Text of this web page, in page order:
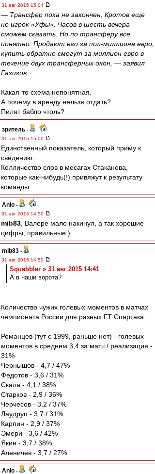
31 авг 2015 15:04
— Трансфер пока не закончен, Кротов еще
не игрок «Уфы». Часов в шесть вечера
сможем сказать. Но по трансферу все
понятно. Продают его за пол-миллиона евро,
купить обратно смогут за миллион евро в
течение двух трансферных окон, — заявил
Газизов.
Какая-то схема непонятная.
А почему в аренду нельзя отдать?
Пилят бабло чтоль?
зpитель -
31 авг 2015 15:00
Единственный показатель, который приму к
сведению.
Колличество слов в месагах Стаканова,
которые как-нибудь(!) привяжут к результату
команды.
Anlo -
31 авг 2015 14:50
mib83 , Валере мало накинул, а так хорошие
цифры, правильные:).
mib83 -
31 авг 2015 14:50
Squabbler » 31 авг 2015 14:41
А в наши ворота?
Количество чужих голевых моментов в матчах
чемпионата России для разных ГТ Спартака:
Романцев (тут с 1999, раньше нет) - голевых
моментов в среднем 3,4 за матч / реализация -
31%
Чернышов - 4,7 / 47%
Федотов - 3,6 / 31%
Скала - 4,1 / 38%
Старков - 2,9 / 36%
Черчесов - 3,2 / 37%
Лаудруп - 3,7 / 31%
Карпин - 2,9 / 37%
Эмери - 3,6 / 42%
Якин - 3,7 / 38%
Аленичев - 3,7 / 27%
Anlo -